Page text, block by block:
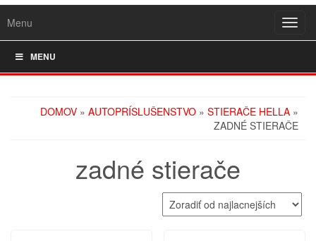
Menu
MENU
DOMOV » AUTOPRÍSLUŠENSTVO » STIERAČE HELLA »
ZADNÉ STIERAČE
zadné stierače